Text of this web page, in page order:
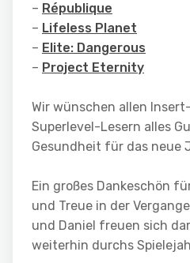
– République
– Lifeless Planet
– Elite: Dangerous
– Project Eternity
Wir wünschen allen
Superlevel-Lesern alles
Gesundheit für das neue
Ein großes Dankeschön
und Treue in der
und Daniel freuen sich
weiterhin durchs